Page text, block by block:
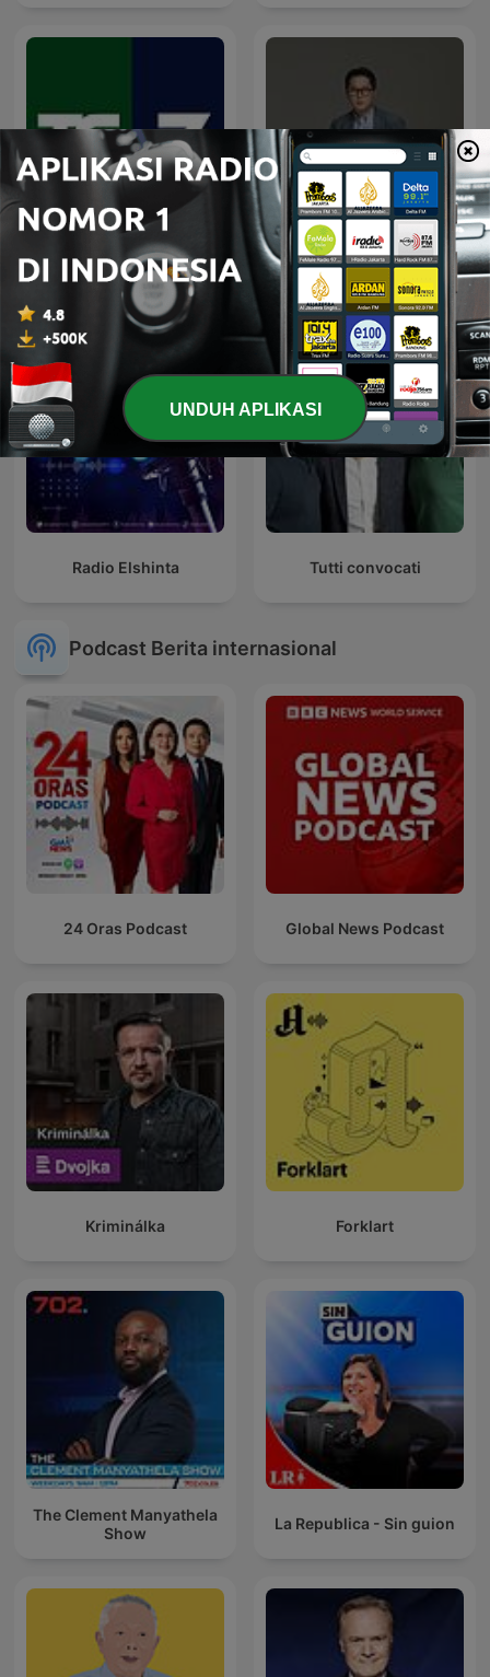
Tg La7 CBS 박성태의 뉴스쇼
Radio Elshinta Tutti convocati
Podcast Berita internasional
24 Oras Podcast Global News Podcast
Kriminálka Forklart
The Clement Manyathela
Show
La Republica - Sin guion
UNDUH APLIKASI